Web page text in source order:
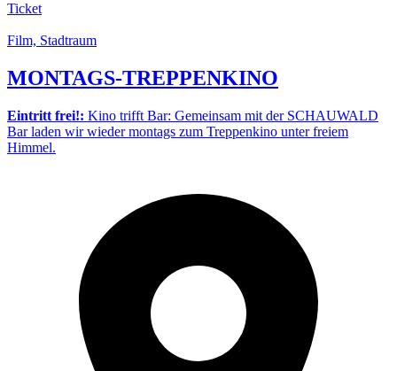
Ticket
Film, Stadtraum
MONTAGS-TREPPENKINO
Eintritt frei!: Kino trifft Bar: Gemeinsam mit der SCHAUWALD
Bar laden wir wieder montags zum Treppenkino unter freiem
Himmel.